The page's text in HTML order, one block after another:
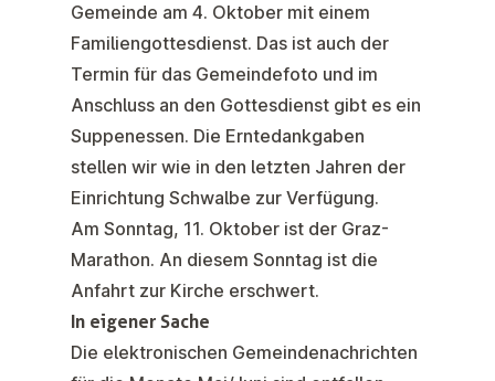
Gemeinde am 4. Oktober mit einem
Familiengottesdienst. Das ist auch der
Termin für das Gemeindefoto und im
Anschluss an den Gottesdienst gibt es ein
Suppenessen. Die Erntedankgaben
stellen wir wie in den letzten Jahren der
Einrichtung Schwalbe zur Verfügung.
Am Sonntag, 11. Oktober ist der Graz-
Marathon. An diesem Sonntag ist die
Anfahrt zur Kirche erschwert.
In eigener Sache
Die elektronischen Gemeindenachrichten